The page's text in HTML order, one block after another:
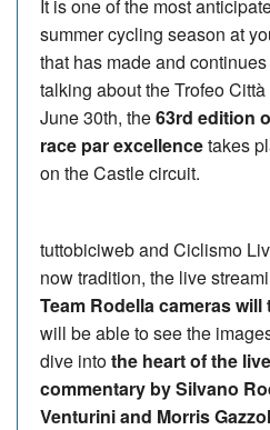
It is one of the most
summer cycling season at
that has made and
talking about the Trofeo
June 30th, the63rd edition
race par excellencetakes
on the Castle circuit.
tuttobiciweb and Ciclismo
now tradition, the live
Team Rodella cameras will
will be able to see the
dive intothe heart of the
commentary by Silvano
Venturini and Morris